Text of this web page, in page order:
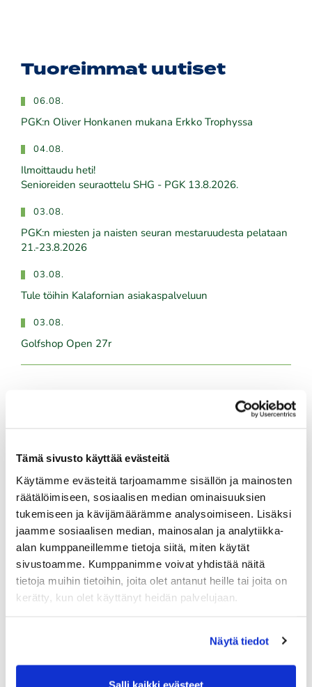
Tämä sivusto käyttää evästeitä
Käytämme evästeitä tarjoamamme sisällön ja mainosten
räätälöimiseen, sosiaalisen median ominaisuuksien
tukemiseen ja kävijämäärämme analysoimiseen. Lisäksi
jaamme sosiaalisen median, mainosalan ja analytiikka-
alan kumppaneillemme tietoja siitä, miten käytät
sivustoamme. Kumppanimme voivat yhdistää näitä
tietoja muihin tietoihin, joita olet antanut heille tai joita on
kerätty, kun olet käyttänyt heidän palvelujaan.
Näytä tiedot
Tuoreimmat uutiset
06.08.
PGK:n Oliver Honkanen mukana Erkko Trophyssa
04.08.
Ilmoittaudu heti!
​​​​​​​Senioreiden seuraottelu SHG - PGK 13.8.2026.
03.08.
PGK:n miesten ja naisten seuran mestaruudesta pelataan
21.-23.8.2026
03.08.
Tule töihin Kalafornian asiakaspalveluun
03.08.
Golfshop Open 27r
IKH Milwaukee Open
Green Card kurssi Ma 10.8. klo 17-21
10.08.
11.08.
Senioritiistai 12